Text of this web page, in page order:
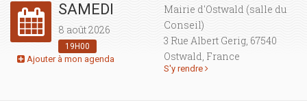
SAMEDI
8 août 2026
19H00
Ajouter à mon agenda
Mairie d'Ostwald (salle du
Conseil)
3 Rue Albert Gerig, 67540
Ostwald, France
S'y rendre